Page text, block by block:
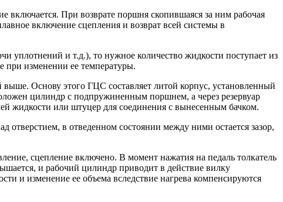
включается. При возврате поршня скопившаяся за ним рабочая
включение сцепления и возврат всей системы в
уплотнений и т.д.), то нужное количество жидкости поступает из
при изменении ее температуры.
выше. Основу этого ГЦС составляет литой корпус, установленный
цилиндр с подпружиненным поршнем, а через резервуар
жидкости или штуцер для соединения с вынесенным бачком.
отверстием, в отведенном состоянии между ними остается зазор,
сцепление включено. В момент нажатия на педаль толкатель
и рабочий цилиндр приводит в действие вилку
и изменение ее объема вследствие нагрева компенсируются